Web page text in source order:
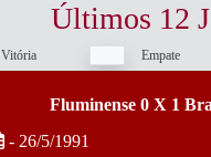
Últimos 12
Vitória Empate
Fluminense 0 X 1
- 26/5/1991